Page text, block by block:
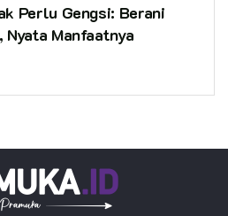
Perlu Gengsi: Berani
Nyata Manfaatnya